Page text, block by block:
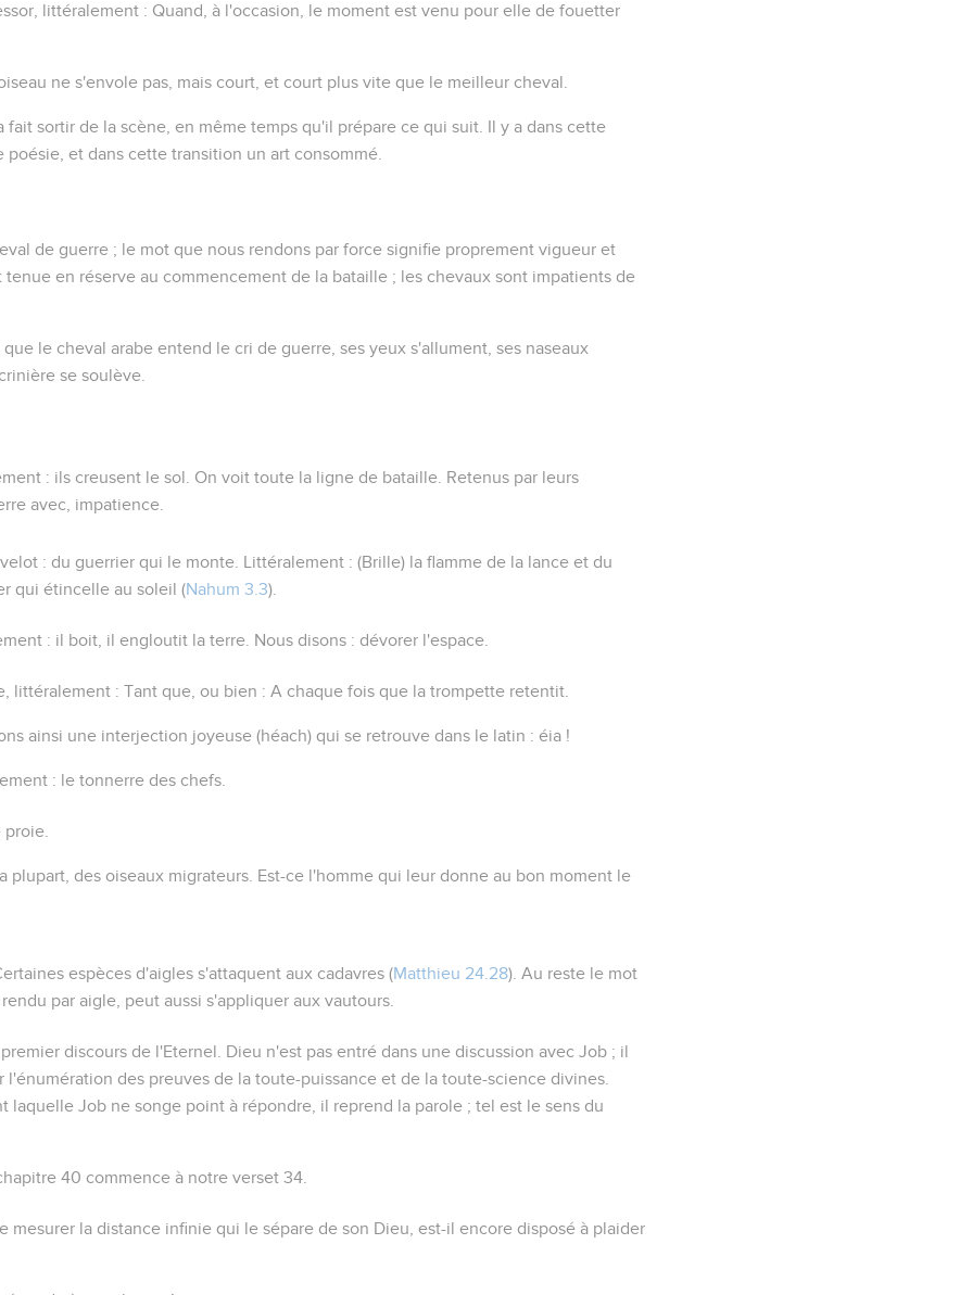
, littéralement : Quand, à l'occasion, le moment est venu pour elle de fouetter
oiseau ne s'envole pas, mais court, et court plus vite que le meilleur cheval.
fait sortir de la scène, en même temps qu'il prépare ce qui suit. Il y a dans cette
poésie, et dans cette transition un art consommé.
de guerre ; le mot que nous rendons par force signifie proprement vigueur et
tenue en réserve au commencement de la bataille ; les chevaux sont impatients de
que le cheval arabe entend le cri de guerre, ses yeux s'allument, ses naseaux
se soulève.
: ils creusent le sol. On voit toute la ligne de bataille. Retenus par leurs
avec, impatience.
: du guerrier qui le monte. Littéralement : (Brille) la flamme de la lance et du
qui étincelle au soleil (Nahum 3.3).
: il boit, il engloutit la terre . Nous disons : dévorer l'espace.
, littéralement :Tant que , ou bien :A chaque fois que la trompette retentit
ainsi une interjection joyeuse (héach) qui se retrouve dans le latin : éia !
: le tonnerre des chefs
proie.
plupart, des oiseaux migrateurs. Est-ce l'homme qui leur donne au bon moment le
espèces d'aigles s'attaquent aux cadavres (Matthieu 24.28). Au reste le mot
rendu par aigle , peut aussi s'appliquer aux vautours.
discours de l'Eternel. Dieu n'est pas entré dans une discussion avec Job ; il
l'énumération des preuves de la toute-puissance et de la toute-science divines.
laquelle Job ne songe point à répondre, il reprend la parole ; tel est le sens du
40 commence à notre verset 34.
mesurer la distance infinie qui le sépare de son Dieu, est-il encore disposé à plaider